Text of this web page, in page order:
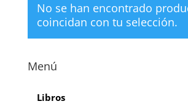
No se han encontrado
coincidan con tu selección.
Menú
Libros